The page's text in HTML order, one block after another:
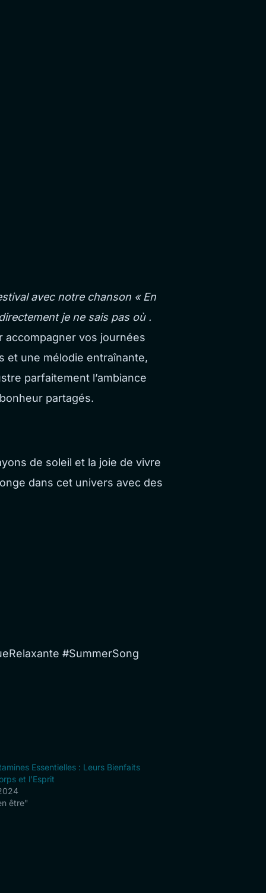
avec notre chanson « En
je ne sais pas où .
accompagner vos journées
et une mélodie entraînante,
parfaitement l’ambiance
partagés.
de soleil et la joie de vivre
dans cet univers avec des
#SummerSong
Essentielles : Leurs Bienfaits
et l’Esprit
être"